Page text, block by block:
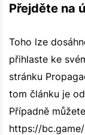
Přejděte na
Toho lze
přihlaste ke
stránku
tom článku je
Případně
https://